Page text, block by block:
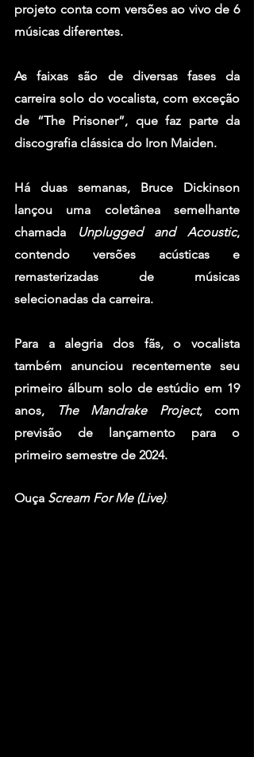
projeto conta com versões ao vivo de 6
músicas diferentes.
As faixas são de diversas fases da
carreira solo do vocalista, com exceção
de “The Prisoner”, que faz parte da
discografia clássica do Iron Maiden.
Há duas semanas, Bruce Dickinson
lançou uma coletânea semelhante
chamada
Unplugged and Acoustic,
contendo versões acústicas e
remasterizadas de músicas
selecionadas da carreira.
Para a alegria dos fãs, o vocalista
também anunciou recentemente seu
primeiro álbum solo de estúdio em 19
anos,
The Mandrake Project, com
previsão de lançamento para o
primeiro semestre de 2024.
Ouça Scream For Me (Live):